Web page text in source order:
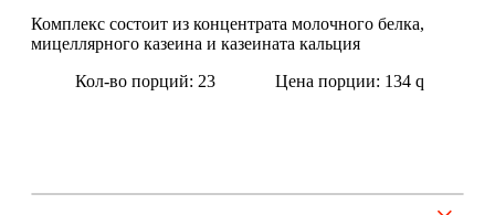
Коллаген
Протеин
Комплекс состоит из концентрата молочного белка,
мицеллярного казеина и казеината кальция
Кол-во порций: 23
Цена порции: 134 q